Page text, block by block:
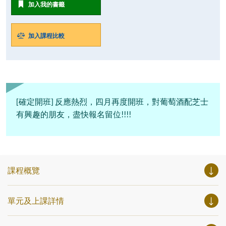
加入我的書籤
加入課程比較
[確定開班] 反應熱烈，四月再度開班，對葡萄酒配芝士
有興趣的朋友，盡快報名留位!!!!
課程概覽
單元及上課詳情